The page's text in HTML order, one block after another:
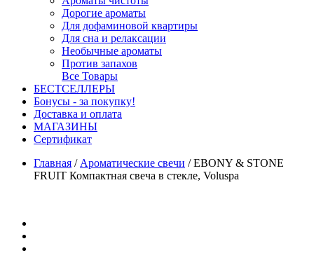
Дорогие ароматы
Для дофаминовой квартиры
Для сна и релаксации
Необычные ароматы
Против запахов
Все Товары
БЕСТСЕЛЛЕРЫ
Бонусы - за покупку!
Доставка и оплата
МАГАЗИНЫ
Cертификат
Главная / Ароматические свечи /EBONY & STONE
FRUIT Компактная свеча в стекле, Voluspa